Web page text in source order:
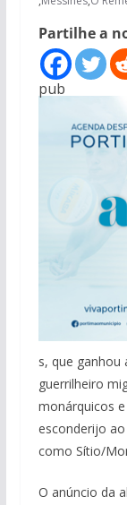
Partilhe a
pub
s, que ganhou
guerrilheiro
monárquicos
esconderijo
como Sítio/
O anúncio da